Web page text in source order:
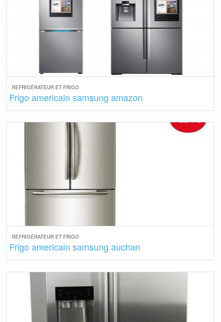
REFRIGÉRATEUR ET FRIGO
Frigo americain samsung amazon
REFRIGÉRATEUR ET FRIGO
Frigo americain samsung auchan